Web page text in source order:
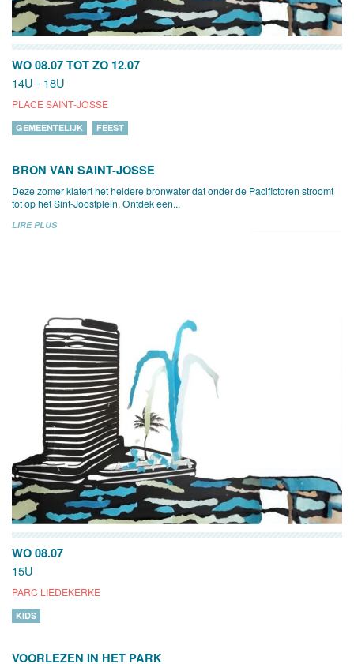
WO 08.07 TOT ZO 12.07
14U - 18U
PLACE SAINT-JOSSE
GEMEENTELIJK FEEST
BRON VAN SAINT-JOSSE
Deze zomer klatert het heldere bronwater dat onder de Pacifictoren stroomt
tot op het Sint-Joostplein. Ontdek een...
LIRE PLUS
WO 08.07
15U
PARC LIEDEKERKE
KIDS
VOORLEZEN IN HET PARK